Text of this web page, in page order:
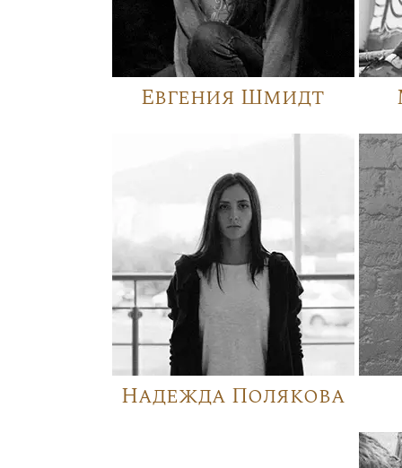
Евгения Шмидт
Надежда Полякова